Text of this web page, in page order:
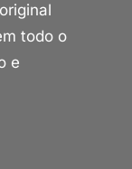
todo o
e